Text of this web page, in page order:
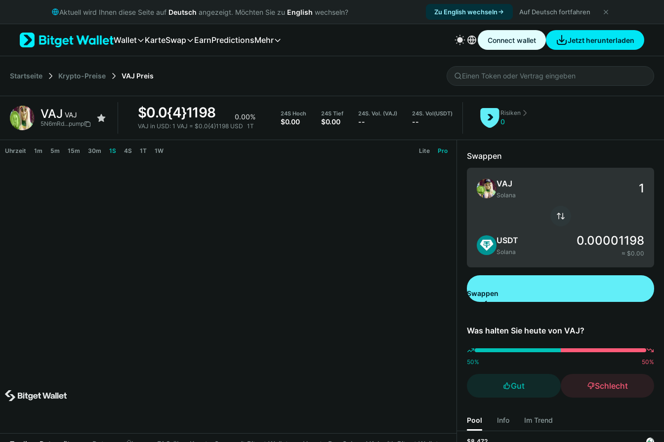
Русский
Italiano
简体中文
繁體中文
Bahasa Indonesia
Aktuell wird Ihnen diese Seite auf Deutsch angezeigt. Möchten Sie zu English wechseln? Zu English wechseln Auf Deutsch fortfahren
Wallet KarteSwap EarnPredictionsMehr Connect wallet Jetzt herunterladen
Startseite Krypto-Preise VAJ Preis
VAJ VAJ
5N6mRd...pump
$0.0{4}1198 0.00%
VAJ in USD: 1 VAJ = $0.0{4}1198 USD 1T
24S Hoch
$0.00
24S Tief
$0.00
24S. Vol. (VAJ)
--
24S. Vol(USDT)
--
Risiken
0
Uhrzeit 1m 5m 15m 30m 1S 4S 1T 1W Lite Pro
Swappen
VAJ
Solana
USDT
Solana
0.00001198
≈ $0.00
Swappen
Was halten Sie heute von VAJ?
50% 50%
Gut Schlecht
Pool Info Im Trend